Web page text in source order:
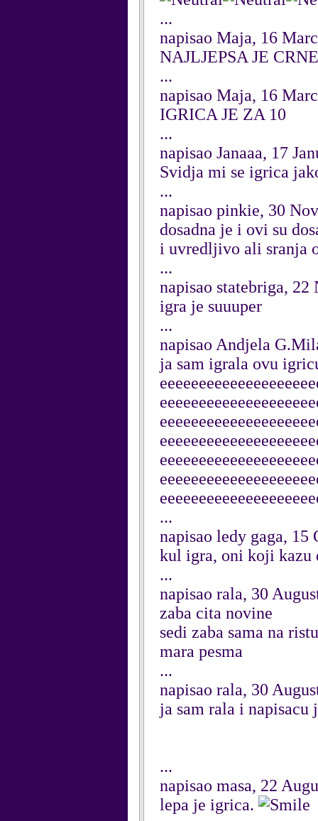
...
napisao Maja, 16
NAJLJEPSA JE
...
napisao Maja, 16
IGRICA JE ZA 10
...
napisao Janaaa, 17
Svidja mi se igrica
...
napisao pinkie, 30
dosadna je i ovi su
i uvredljivo ali sranja
...
napisao statebriga, 22
igra je suuuper
...
napisao Andjela
ja sam igrala ovu
...
napisao ledy gaga, 15
kul igra, oni koji kazu
...
napisao rala, 30
zaba cita novine
sedi zaba sama na
mara pesma
...
napisao rala, 30
ja sam rala i napisacu
...
napisao masa, 22
lepa je igrica.